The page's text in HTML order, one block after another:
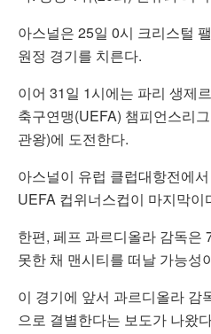
아스널은 25일 0시 크리스털
원정 경기를 치른다.
이어 31일 1시에는 파리 생제
축구연맹(UEFA) 챔피언스리
관왕)에 도전한다.
아스널이 유럽 클럽대항전에
UEFA 컵위너스컵이 마지막이
한편, 페프 과르디올라 감독은
못한 채 맨시티를 떠날 가능성
이 경기에 앞서 과르디올라 감
으로 결별한다는 보도가 나왔